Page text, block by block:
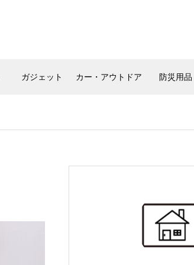
ガジェット カー・アウトドア 防災用品